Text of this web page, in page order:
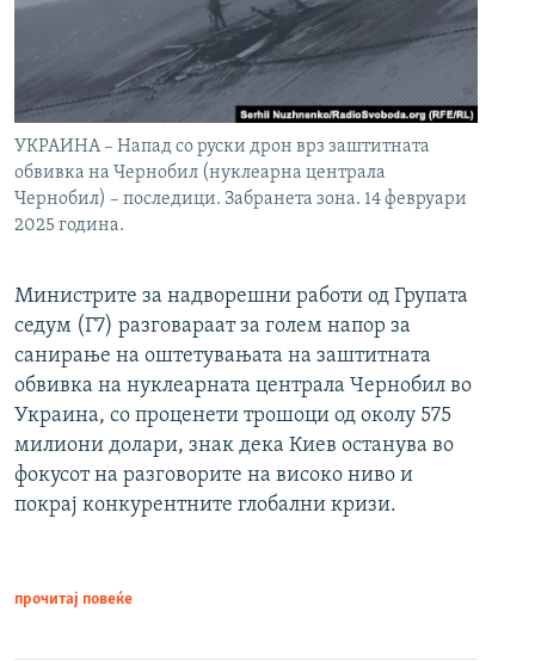
УКРАИНА – Напад со руски дрон врз заштитната
обвивка на Чернобил (нуклеарна централа
Чернобил) – последици. Забранета зона. 14 февруари
2025 година.
Министрите за надворешни работи од Групата
седум (Г7) разговараат за голем напор за
санирање на оштетувањата на заштитната
обвивка на нуклеарната централа Чернобил во
Украина, со проценети трошоци од околу 575
милиони долари, знак дека Киев останува во
фокусот на разговорите на високо ниво и
покрај конкурентните глобални кризи.
прочитај повеќе